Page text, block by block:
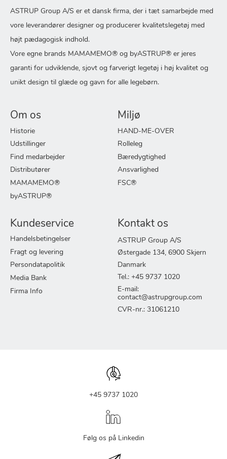
ASTRUP Group A/S er et dansk firma, der i tæt samarbejde med
vore leverandører designer og producerer kvalitetslegetøj med
højt pædagogisk indhold.
Vore egne brands MAMAMEMO® og byASTRUP® er jeres
garanti for udviklende, sjovt og farverigt legetøj i høj kvalitet og
unikt design til glæde og gavn for alle legebørn.
Om os
Historie
Udstillinger
Find medarbejder
Distributører
MAMAMEMO®
byASTRUP®
Miljø
HAND-ME-OVER
Rolleleg
Bæredygtighed
Ansvarlighed
FSC®
Kundeservice
Handelsbetingelser
Fragt og levering
Persondatapolitik
Media Bank
Firma Info
Kontakt os
ASTRUP Group A/S
Østergade 134, 6900 Skjern
Danmark
Tel.: +45 9737 1020
E-mail:
contact@astrupgroup.com
CVR-nr.: 31061210
+45 9737 1020
Følg os på Linkedin